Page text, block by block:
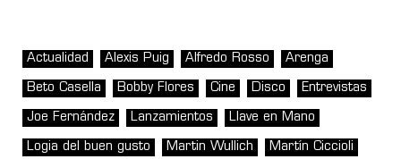
Actualidad Alexis Puig Alfredo Rosso Arenga
Beto Casella Bobby Flores Cine Disco Entrevistas
Joe Fernández Lanzamientos Llave en Mano
Logia del buen gusto Martin Wullich Martín Ciccioli